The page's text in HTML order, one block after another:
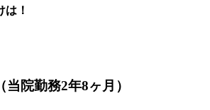
は！
院勤務2年8ヶ月）